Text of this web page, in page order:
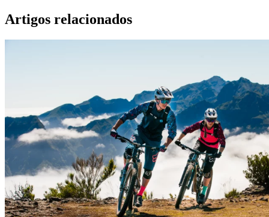
Artigos relacionados